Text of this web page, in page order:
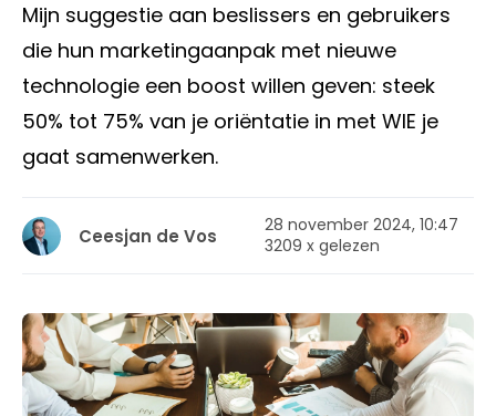
Mijn suggestie aan beslissers en gebruikers
die hun marketingaanpak met nieuwe
technologie een boost willen geven: steek
50% tot 75% van je oriëntatie in met WIE je
gaat samenwerken.
Ceesjan de Vos
28 november 2024, 10:47
3209 x gelezen